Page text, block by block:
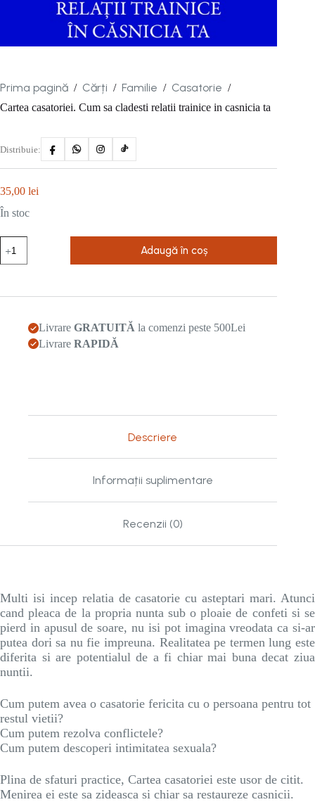
Prima pagină / Cărți / Familie / Casatorie /
Cartea casatoriei. Cum sa cladesti relatii trainice in casnicia ta
Distribuie:
35,00 lei
În stoc
Cartea
casatoriei.
trainice
casnicia
Adaugă în coș
Livrare GRATUITĂ la comenzi peste 500Lei
Livrare RAPIDĂ
Descriere
Informații suplimentare
Recenzii (0)
Multi isi incep relatia de casatorie cu asteptari mari. Atunci
cand pleaca de la propria nunta sub o ploaie de confeti si se
pierd in apusul de soare, nu isi pot imagina vreodata ca si-ar
putea dori sa nu fie impreuna. Realitatea pe termen lung este
diferita si are potentialul de a fi chiar mai buna decat ziua
nuntii.
Cum putem avea o casatorie fericita cu o persoana pentru tot
restul vietii?
Cum putem rezolva conflictele?
Cum putem descoperi intimitatea sexuala?
Plina de sfaturi practice, Cartea casatoriei este usor de citit.
Menirea ei este sa zideasca si chiar sa restaureze casnicii.